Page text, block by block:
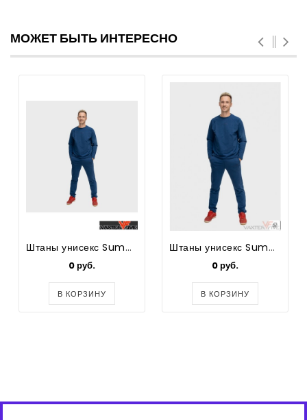
МОЖЕТ БЫТЬ ИНТЕРЕСНО
Штаны унисекс Summer
0 руб.
В КОРЗИНУ
Штаны унисекс Summer
0 руб.
В КОРЗИНУ